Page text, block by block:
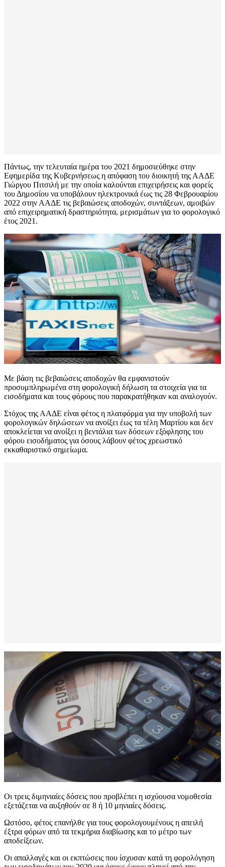
Πάντως, την τελευταία ημέρα του 2021 δημοσιεύθηκε στην
Εφημερίδα της Κυβερνήσεως η απόφαση του διοικητή της ΑΑΔΕ
Γιώργου Πιτσιλή με την οποία καλούνται επιχειρήσεις και φορείς
του Δημοσίου να υποβάλουν ηλεκτρονικά έως τις 28 Φεβρουαρίου
2022 στην ΑΑΔΕ τις βεβαιώσεις αποδοχών, συντάξεων, αμοιβών
από επιχειρηματική δραστηριότητα, μερισμάτων για το φορολογικό
έτος 2021.
Με βάση τις βεβαιώσεις αποδοχών θα εμφανιστούν
προσυμπληρωμένα στη φορολογική δήλωση τα στοιχεία για τα
εισοδήματα και τους φόρους που παρακρατήθηκαν και αναλογούν.
Στόχος της ΑΑΔΕ είναι φέτος η πλατφόρμα για την υποβολή των
φορολογικών δηλώσεων να ανοίξει έως τα τέλη Μαρτίου και δεν
αποκλείεται να ανοίξει η βεντάλια των δόσεων εξόφλησης του
φόρου εισοδήματος για όσους λάβουν φέτος χρεωστικό
εκκαθαριστικό σημείωμα.
Οι τρεις διμηνιαίες δόσεις που προβλέπει η ισχύουσα νομοθεσία
εξετάζεται να αυξηθούν σε 8 ή 10 μηνιαίες δόσεις.
Ωστόσο, φέτος επανήλθε για τους φορολογουμένους η απειλή
έξτρα φόρων από τα τεκμήρια διαβίωσης και το μέτρο των
αποδείξεων.
Οι απαλλαγές και οι εκπτώσεις που ίσχυσαν κατά τη φορολόγηση